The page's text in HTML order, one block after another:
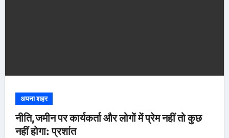
अपना शहर
नीति,जमीन पर कार्यकर्ता और लोगों में प्रेम नहीं तो कुछ
नहीं होगा: प्रशांत